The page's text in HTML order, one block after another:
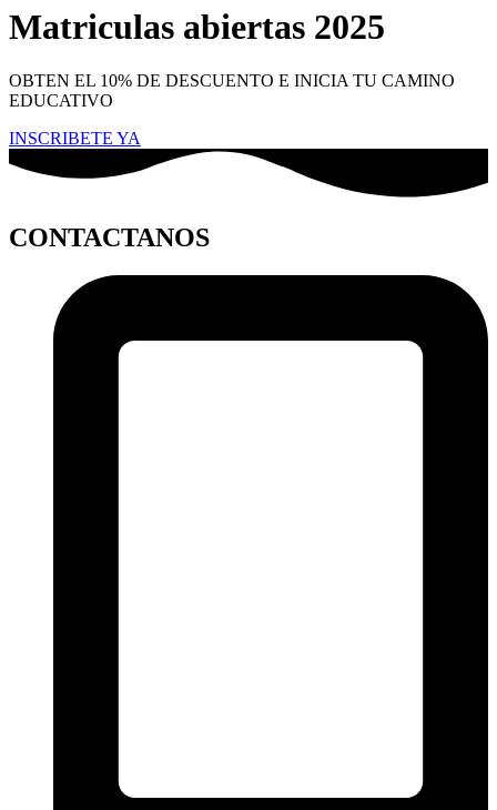
Matriculas abiertas 2025
OBTEN EL 10% DE DESCUENTO E INICIA TU CAMINO
EDUCATIVO
INSCRIBETE YA
CONTACTANOS